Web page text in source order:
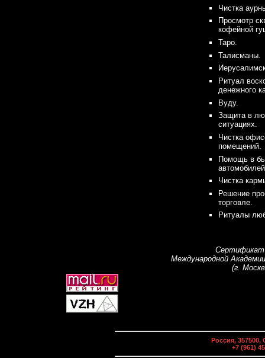
Чистка
Просмотр
кофейной
Таро.
Талисманы.
Ритуал
денежного
Вуду.
Защита в
ситуациях.
Чистка
помещений.
Помощь в
Чистка
Решение
торговле.
Ритуалы
Международной
(г.
Россия, 357500,
+7 (961)